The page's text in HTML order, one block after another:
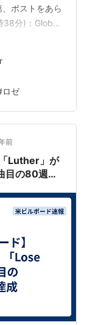
ポストをあら
38分)：Global
がきちんと貼
していま
、最新3月15
：2月28日～3
Luthe…
ロゼ
前
Luther」が
目の80週以